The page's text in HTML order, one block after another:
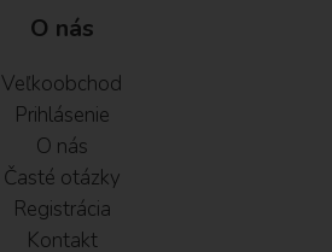
O nás
Veľkoobchod
Prihlásenie
O nás
Časté otázky
Registrácia
Kontakt